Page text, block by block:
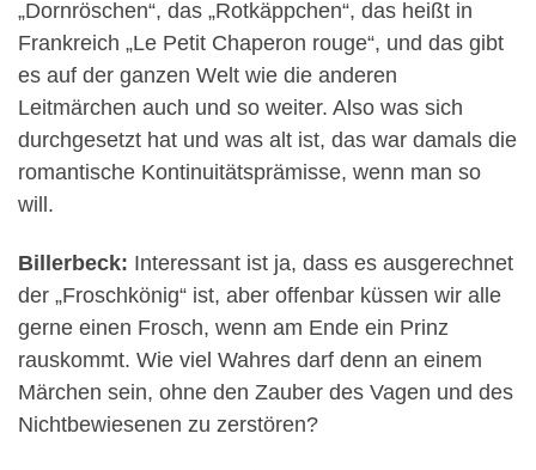
„Dornröschen“, das „Rotkäppchen“, das heißt in
Frankreich „Le Petit Chaperon rouge“, und das gibt
es auf der ganzen Welt wie die anderen
Leitmärchen auch und so weiter. Also was sich
durchgesetzt hat und was alt ist, das war damals die
romantische Kontinuitätsprämisse, wenn man so
will.
Billerbeck: Interessant ist ja, dass es ausgerechnet
der „Froschkönig“ ist, aber offenbar küssen wir alle
gerne einen Frosch, wenn am Ende ein Prinz
rauskommt. Wie viel Wahres darf denn an einem
Märchen sein, ohne den Zauber des Vagen und des
Nichtbewiesenen zu zerstören?